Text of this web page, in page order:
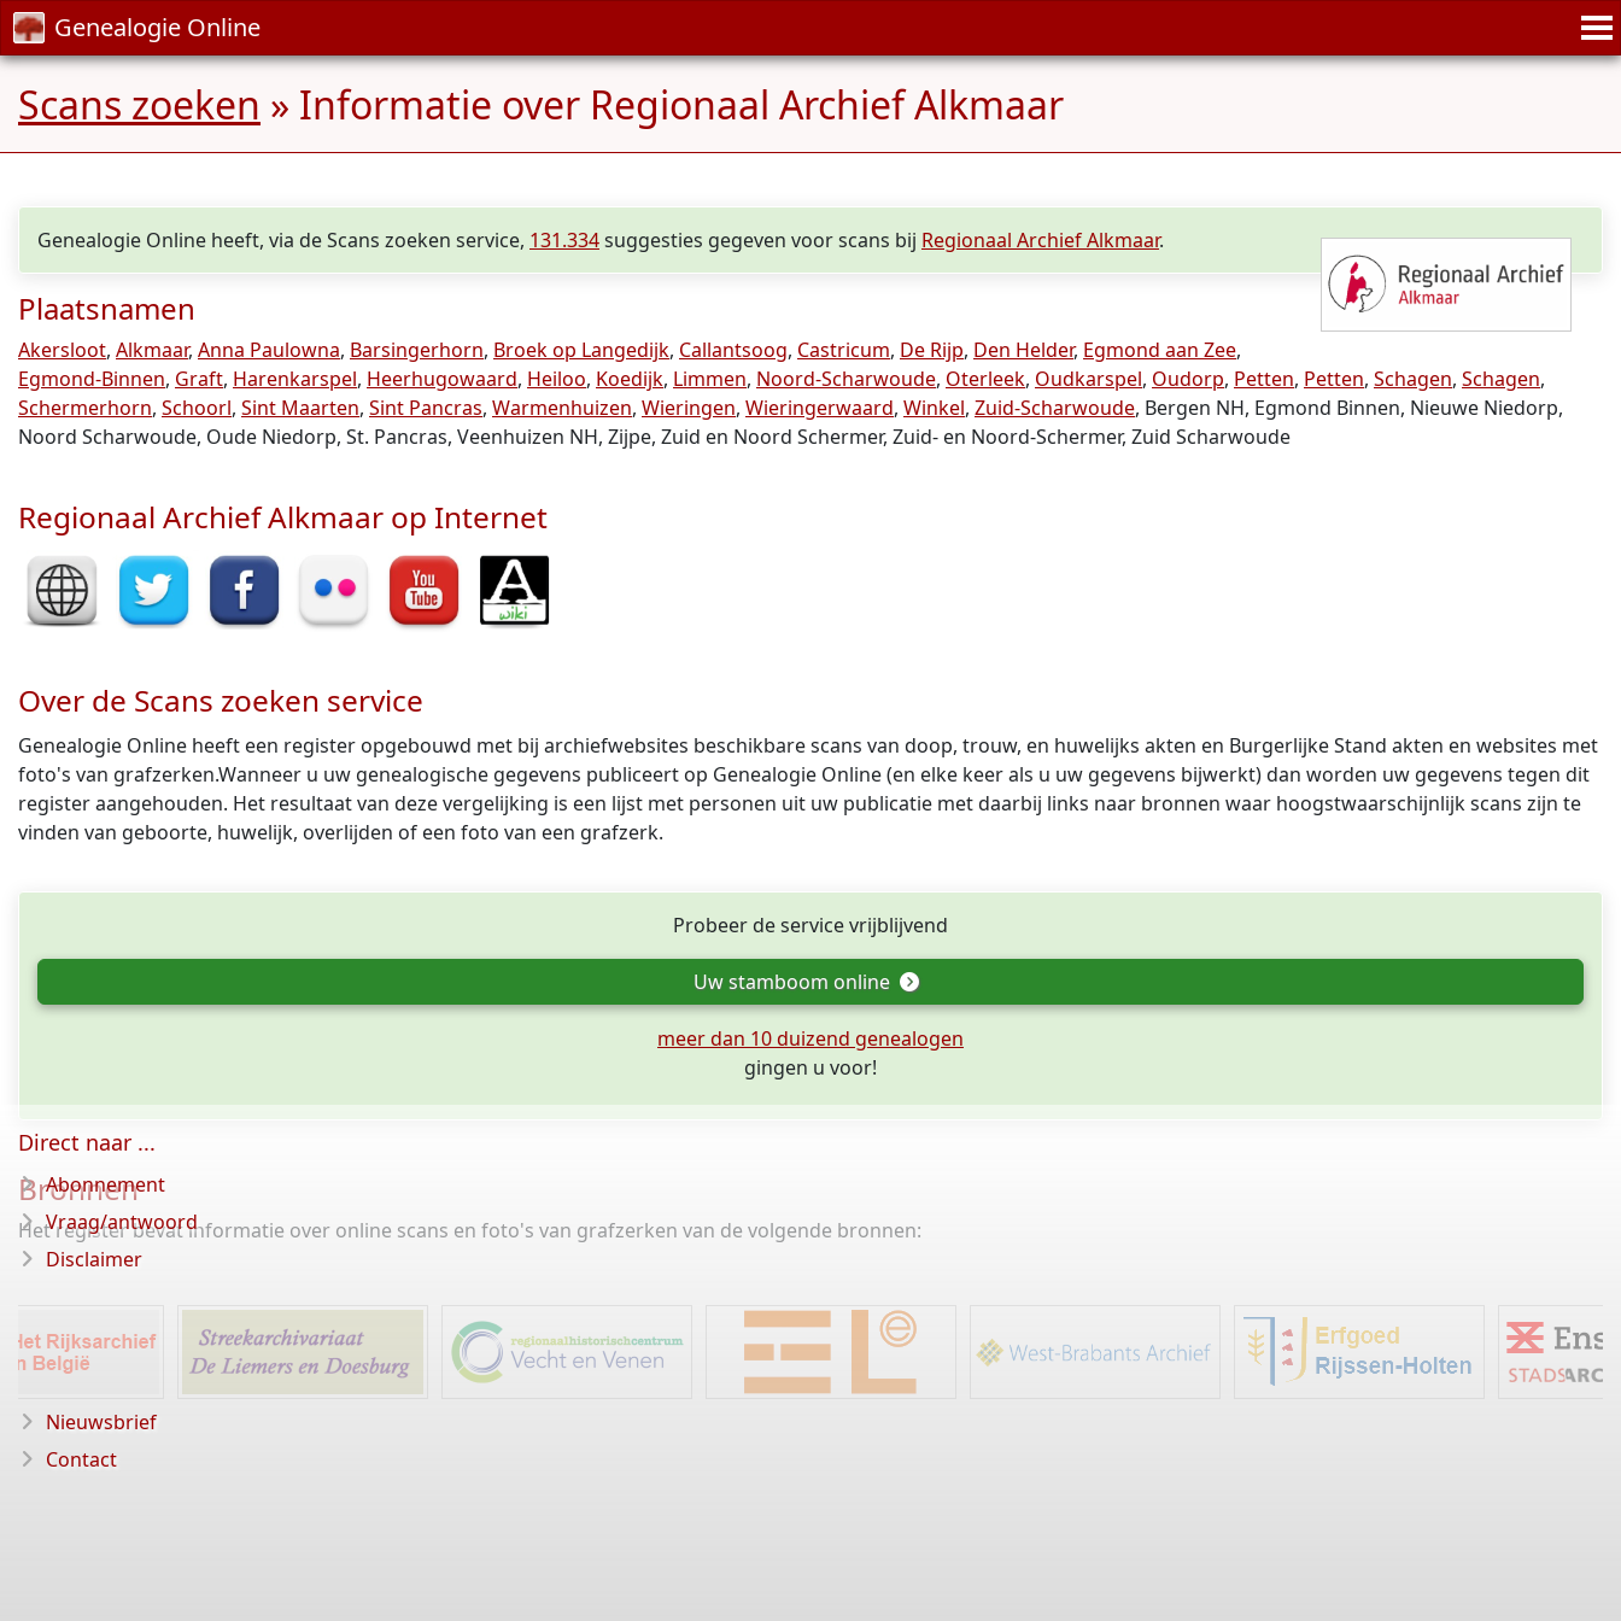
Genealogie Online
Scans zoeken » Informatie over Regionaal Archief Alkmaar
Genealogie Online heeft, via de Scans zoeken service, 131.334suggesties gegeven voor scans bij Regionaal Archief Alkmaar.
Plaatsnamen
Akersloot, Alkmaar, Anna Paulowna, Barsingerhorn, Broek op Langedijk, Callantsoog, Castricum, De Rijp, Den Helder, Egmond aan Zee,
Egmond-Binnen, Graft, Harenkarspel, Heerhugowaard, Heiloo, Koedijk, Limmen, Noord-Scharwoude, Oterleek, Oudkarspel, Oudorp, Petten, Petten, Schagen, Schagen,
Schermerhorn, Schoorl, Sint Maarten, Sint Pancras, Warmenhuizen, Wieringen, Wieringerwaard, Winkel, Zuid-Scharwoude, Bergen NH, Egmond Binnen, Nieuwe Niedorp,
Noord Scharwoude, Oude Niedorp, St. Pancras, Veenhuizen NH, Zijpe, Zuid en Noord Schermer, Zuid- en Noord-Schermer, Zuid Scharwoude
Regionaal Archief Alkmaar op Internet
Over de Scans zoeken service
Genealogie Online heeft een register opgebouwd met bij archiefwebsites beschikbare scans van doop, trouw, en huwelijks akten en Burgerlijke Stand akten en websites met
foto's van grafzerken.Wanneer u uw genealogische gegevens publiceert op Genealogie Online (en elke keer als u uw gegevens bijwerkt) dan worden uw gegevens tegen dit
register aangehouden. Het resultaat van deze vergelijking is een lijst met personen uit uw publicatie met daarbij links naar bronnen waar hoogstwaarschijnlijk scans zijn te
vinden van geboorte, huwelijk, overlijden of een foto van een grafzerk.
Probeer de service vrijblijvend
Uw stamboom online
meer dan 10 duizend genealogen
gingen u voor!
Bronnen
Het register bevat informatie over online scans en foto's van grafzerken van de volgende bronnen:
Direct naar ...
Abonnement
Vraag/antwoord
Disclaimer
Nieuwsbrief
Contact